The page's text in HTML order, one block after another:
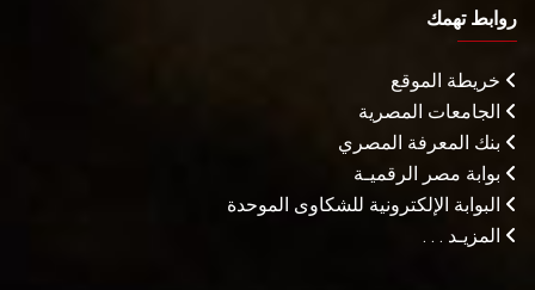
روابط تهمك
خريطة الموقع
الجامعات المصرية
بنك المعرفة المصري
بوابة مصر الرقميـة
البوابة الإلكترونية للشكاوى الموحدة
المزيـد . . .